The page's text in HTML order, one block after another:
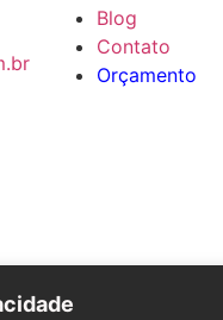
Blog
Contato
Orçamento